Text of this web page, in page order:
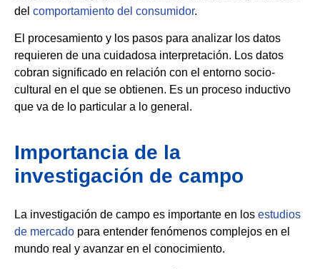
del comportamiento del consumidor.
El procesamiento y los pasos para analizar los datos
requieren de una cuidadosa interpretación. Los datos
cobran significado en relación con el entorno socio-
cultural en el que se obtienen. Es un proceso inductivo
que va de lo particular a lo general.
Importancia de la
investigación de campo
La investigación de campo es importante en los estudios
de mercado para entender fenómenos complejos en el
mundo real y avanzar en el conocimiento.